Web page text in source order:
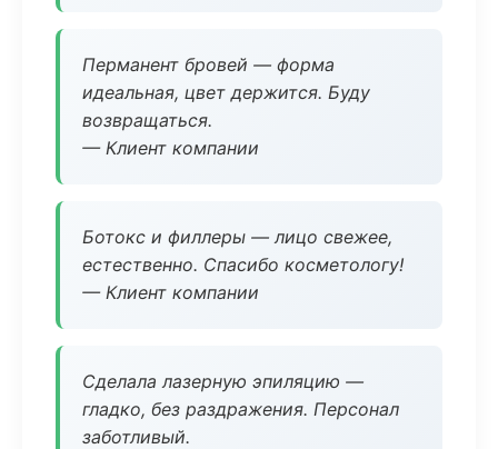
Перманент бровей — форма
идеальная, цвет держится. Буду
возвращаться.
— Клиент компании
Ботокс и филлеры — лицо свежее,
естественно. Спасибо косметологу!
— Клиент компании
Сделала лазерную эпиляцию —
гладко, без раздражения. Персонал
заботливый.